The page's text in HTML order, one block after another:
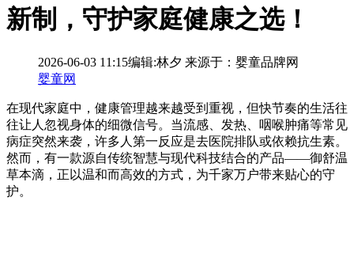
新制，守护家庭健康之选！
2026-06-03 11:15编辑:林夕 来源于：婴童品牌网
婴童网
在现代家庭中，健康管理越来越受到重视，但快节奏的生活往
往让人忽视身体的细微信号。当流感、发热、咽喉肿痛等常见
病症突然来袭，许多人第一反应是去医院排队或依赖抗生素。
然而，有一款源自传统智慧与现代科技结合的产品——御舒温
草本滴，正以温和而高效的方式，为千家万户带来贴心的守
护。